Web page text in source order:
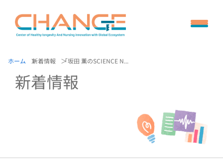
ホーム 新着情報 「坂田 薫のSCIENCE N...
新着情報